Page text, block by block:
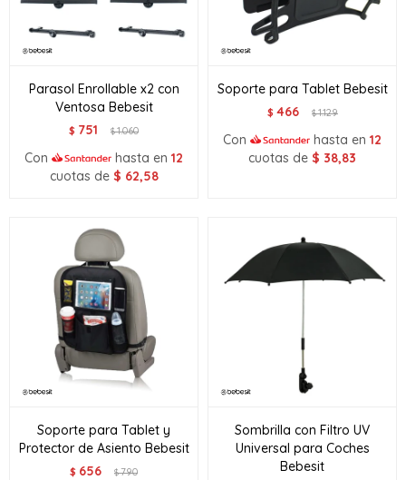
Parasol Enrollable x2 con
Ventosa Bebesit
$ 751 $1.060
Con hasta en 12
cuotas de $ 62,58
Soporte para Tablet Bebesit
$ 466 $1.129
Con hasta en 12
cuotas de $ 38,83
Soporte para Tablet y
Protector de Asiento Bebesit
$ 656 $790
Sombrilla con Filtro UV
Universal para Coches
Bebesit